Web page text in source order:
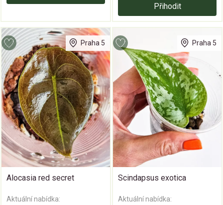
Přihodit
Praha 5
Alocasia red secret
Aktuální nabídka:
Praha 5
Scindapsus exotica
Aktuální nabídka: